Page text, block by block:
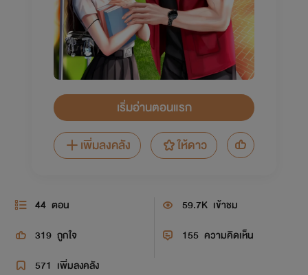
เริ่มอ่านตอนแรก
เพิ่มลงคลัง
ให้ดาว
44 ตอน 59.7K เข้าชม
319 ถูกใจ 155 ความคิดเห็น
571 เพิ่มลงคลัง